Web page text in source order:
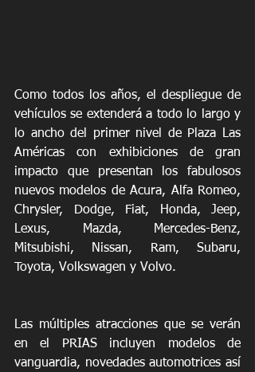
Como todos los años, el despliegue de
vehículos se extenderá a todo lo largo y
lo ancho del primer nivel de Plaza Las
Américas con exhibiciones de gran
impacto que presentan los fabulosos
nuevos modelos de Acura, Alfa Romeo,
Chrysler, Dodge, Fiat, Honda, Jeep,
Lexus, Mazda, Mercedes-Benz,
Mitsubishi, Nissan, Ram, Subaru,
Toyota, Volkswagen y Volvo.
Las múltiples atracciones que se verán
en el PRIAS incluyen modelos de
vanguardia, novedades automotrices así